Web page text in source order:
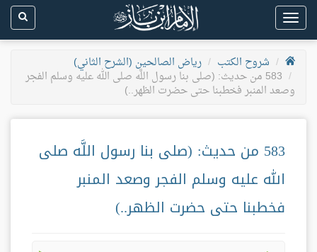
Toggle
navigation
شروح الكتب
رياض الصالحين (الشرح الثاني)
583 من حديث: (صلى بنا رسول اللَّه صلى الله عليه وسلم الفجر
وصعد المنبر فخطبنا حتى حضرت الظهر..)
583 من حديث: (صلى بنا رسول اللَّه صلى
الله عليه وسلم الفجر وصعد المنبر
فخطبنا حتى حضرت الظهر..)